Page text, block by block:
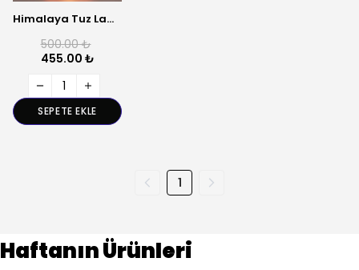
Himalaya Tuz Lambası - Doğal Kaya Tuzu Lambası
500.00 ₺
455.00 ₺
SEPETE EKLE
1
Haftanın Ürünleri